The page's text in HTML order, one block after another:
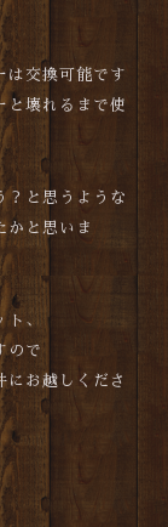
は交換可能です
と壊れるまで使
？と思うような
かと思いま
、
ので
にお越しくださ